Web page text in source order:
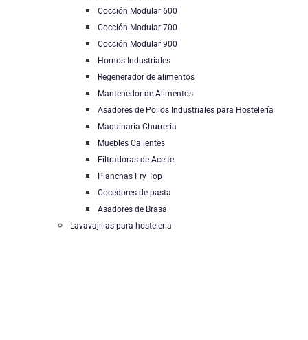
Cocción Modular 600
Cocción Modular 700
Cocción Modular 900
Hornos Industriales
Regenerador de alimentos
Mantenedor de Alimentos
Asadores de Pollos Industriales para Hostelería
Maquinaria Churrería
Muebles Calientes
Filtradoras de Aceite
Planchas Fry Top
Cocedores de pasta
Asadores de Brasa
Lavavajillas para hostelería